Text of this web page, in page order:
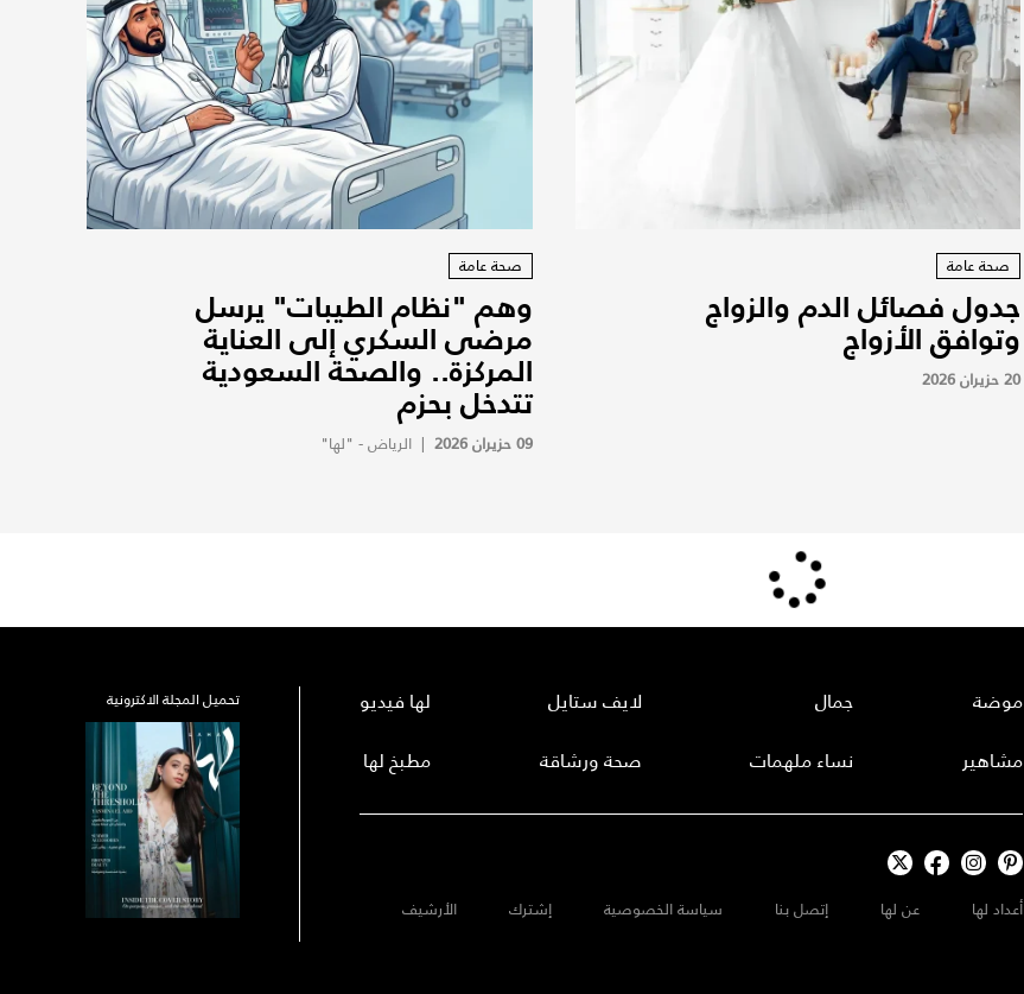
صحة عامة
جدول فصائل الدم والزواج
وتوافق الأزواج
20 حزيران 2026
صحة عامة
وهم "نظام الطيبات" يرسل
مرضى السكري إلى العناية
المركزة.. والصحة السعودية
تتدخل بحزم
09 حزيران 2026 |الرياض - "لها"
موضة
مشاهير
جمال
نساء ملهمات
لايف ستايل
صحة ورشاقة
لها فيديو
مطبخ لها
أعداد لها عن لها إتصل بنا سياسة الخصوصية إشترك الأرشيف
تحميل المجلة الاكترونية